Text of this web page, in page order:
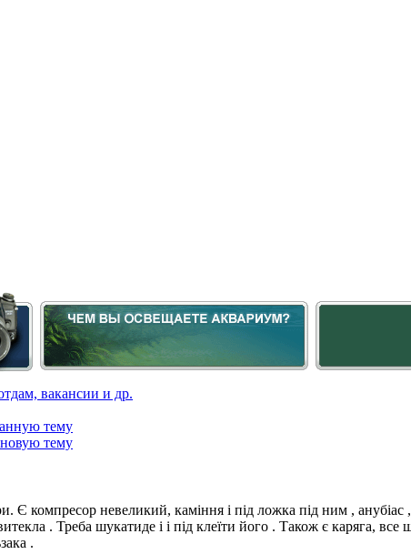
вакансии и др.
Є компресор невеликий, каміння і під ложка під ним ,
. Треба шукатиде і і під клеїти його . Також є каряга,
.